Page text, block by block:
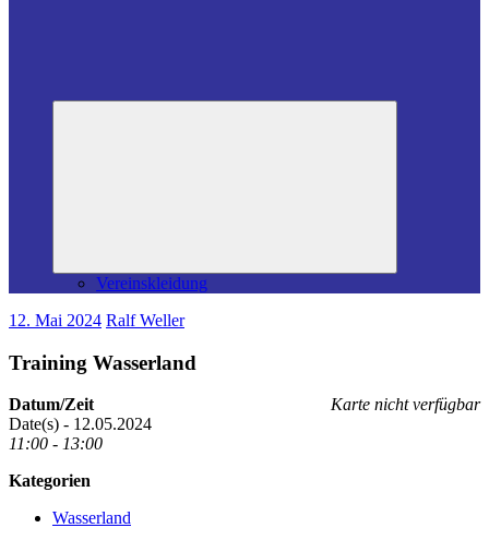
Vereinskleidung
12. Mai 2024 Ralf Weller
Training Wasserland
Karte nicht verfügbar
Datum/Zeit
Date(s) - 12.05.2024
11:00 - 13:00
Kategorien
Wasserland